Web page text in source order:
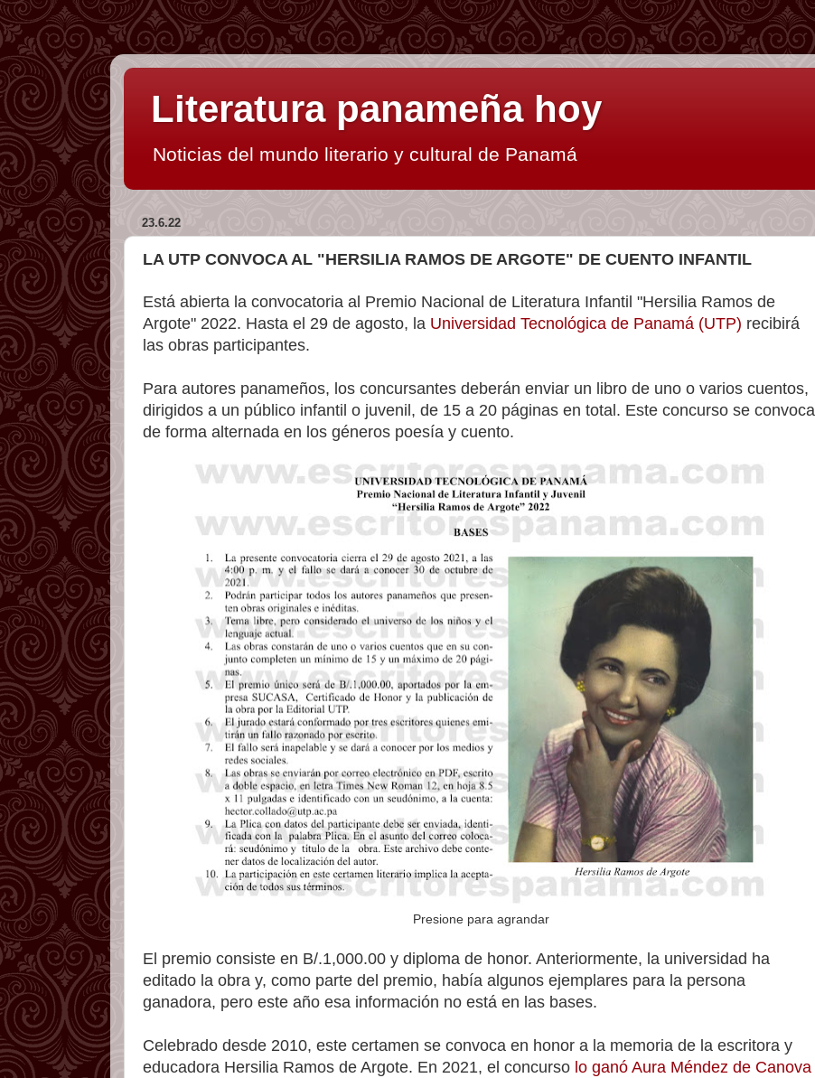
Literatura panameña hoy
Noticias del mundo literario y cultural de Panamá
23.6.22
LA UTP CONVOCA AL "HERSILIA RAMOS DE ARGOTE" DE CUENTO INFANTIL
Está abierta la convocatoria al Premio Nacional de Literatura Infantil "Hersilia Ramos de
Argote" 2022. Hasta el 29 de agosto, la Universidad Tecnológica de Panamá (UTP) recibirá
las obras participantes.
Para autores panameños, los concursantes deberán enviar un libro de uno o varios cuentos,
dirigidos a un público infantil o juvenil, de 15 a 20 páginas en total. Este concurso se convoca
de forma alternada en los géneros poesía y cuento.
Presione para agrandar
El premio consiste en B/.1,000.00 y diploma de honor. Anteriormente, la universidad ha
editado la obra y, como parte del premio, había algunos ejemplares para la persona
ganadora, pero este año esa información no está en las bases.
Celebrado desde 2010, este certamen se convoca en honor a la memoria de la escritora y
educadora Hersilia Ramos de Argote. En 2021, el concurso lo ganó Aura Méndez de Canova